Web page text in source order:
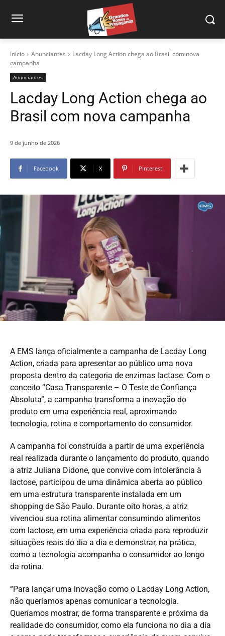
Início Anunciantes
Lacday Long Action chega ao Brasil com nova
campanha
Anunciantes
Lacday Long Action chega ao
Brasil com nova campanha
9 de junho de 2026
Facebook X Pinterest
A EMS lança oficialmente a campanha de Lacday Long
Action, criada para apresentar ao público uma nova
proposta dentro da categoria de enzimas lactase. Com o
conceito “Casa Transparente – O Teste de Confiança
Absoluta”, a campanha transforma a inovação do
produto em uma experiência real, aproximando
tecnologia, rotina e comportamento do consumidor.
A campanha foi construída a partir de uma experiência
real realizada durante o lançamento do produto, quando
a atriz Juliana Didone, que convive com intolerância à
lactose, participou de uma dinâmica aberta ao público
em uma estrutura transparente instalada em um
shopping de São Paulo. Durante oito horas, a atriz
vivenciou sua rotina alimentar consumindo alimentos
com lactose, em uma experiência criada para reproduzir
situações reais do dia a dia e demonstrar, na prática,
como a tecnologia acompanha o consumidor ao longo
da rotina.
“Para lançar uma inovação como o Lacday Long Action,
não queríamos apenas comunicar a tecnologia.
Queríamos mostrar, de forma transparente e próxima da
realidade do consumidor, como ela funciona no dia a dia